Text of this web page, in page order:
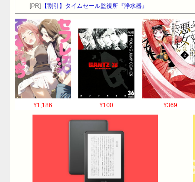
[PR] 【割引】タイムセール監視所『浄水器』
¥1,186 ¥100 ¥369